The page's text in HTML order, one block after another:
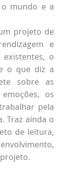
mundo e a
projeto de
e
o
o que diz a
sobre as
os
pela
Traz ainda o
de leitura,